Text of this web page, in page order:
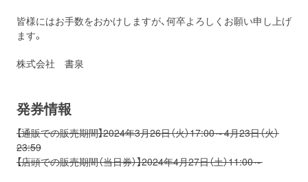
皆様にはお手数をおかけしますが、何卒よろしくお願い申し上げ
ます。
株式会社 書泉
発券情報
【通販での販売期間】2024年3月26日（火）17:00～4月23日（火）
23:59
【店頭での販売期間（当日券）】2024年4月27日（土）11:00～